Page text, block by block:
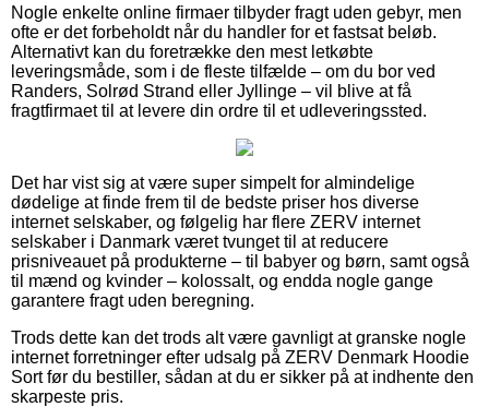
Nogle enkelte online firmaer tilbyder fragt uden gebyr, men
ofte er det forbeholdt når du handler for et fastsat beløb.
Alternativt kan du foretrække den mest letkøbte
leveringsmåde, som i de fleste tilfælde – om du bor ved
Randers, Solrød Strand eller Jyllinge – vil blive at få
fragtfirmaet til at levere din ordre til et udleveringssted.
Det har vist sig at være super simpelt for almindelige
dødelige at finde frem til de bedste priser hos diverse
internet selskaber, og følgelig har flere ZERV internet
selskaber i Danmark været tvunget til at reducere
prisniveauet på produkterne – til babyer og børn, samt også
til mænd og kvinder – kolossalt, og endda nogle gange
garantere fragt uden beregning.
Trods dette kan det trods alt være gavnligt at granske nogle
internet forretninger efter udsalg på ZERV Denmark Hoodie
Sort før du bestiller, sådan at du er sikker på at indhente den
skarpeste pris.